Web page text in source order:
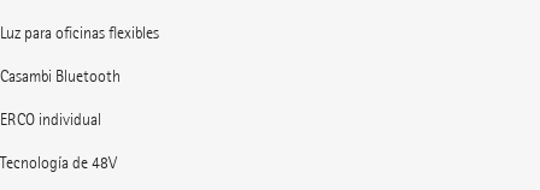
Luz para oficinas flexibles
Casambi Bluetooth
ERCO individual
Tecnología de 48V